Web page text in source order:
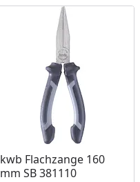
kwb Flachzange 160
mm SB 381110